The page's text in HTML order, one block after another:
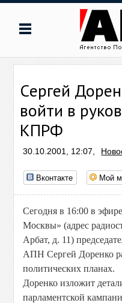
Cергей
войти в
КПРФ
30.10.2001, 12:07,
Вконтакте Мой
Сегодня в 16:00 в
Москвы» (адрес
Арбат, д. 11)
АПН Сергей Доренко
политических планах.
Доренко изложит
парламентской